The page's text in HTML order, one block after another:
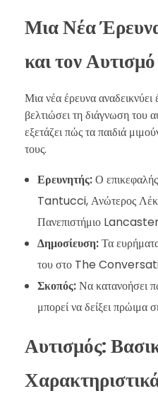
Μια Νέα
και τον Αυτισμό
Μια νέα έρευνα
βελτιώσει τη διάγνωση του
εξετάζει πώς τα παιδιά
τους.
Ερευνητής:Ο
Tantucci, Ανώτερος
Πανεπιστήμιο
Δημοσίευση:Τα
του στο The
Σκοπός:Να κατανοήσει
μπορεί να δείξει πρώιμα
Αυτισμός: